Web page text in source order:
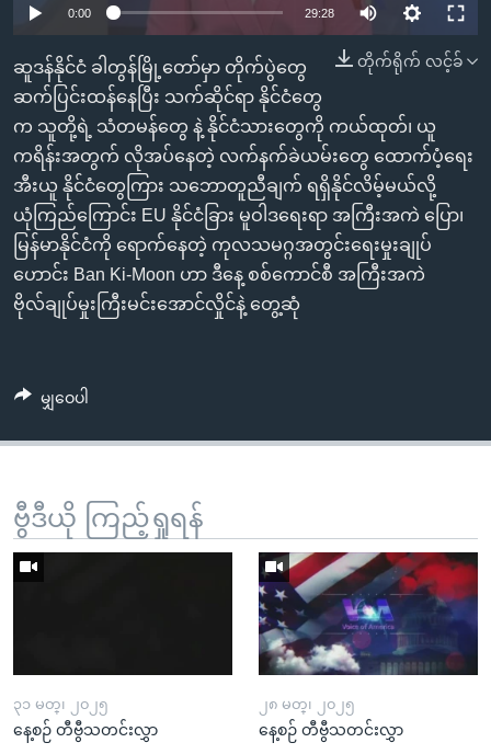
စာမျက်နှာ
ကျော်
ကြည့်
ရန်
ရှာဖွေ
ရန်
နေရာ
သို့
ကျော်
ရန်
ဘာသာစကားများ
0:00 29:28
တိုက်ရိုက် လင့်ခ်
ဆူဒန်နိုင်ငံ ခါတွန်မြို့တော်မှာ တိုက်ပွဲတွေ
ဆက်ပြင်းထန်နေပြီး သက်ဆိုင်ရာ နိုင်ငံတွေ
က သူတို့ရဲ့ သံတမန်တွေ နဲ့ နိုင်ငံသားတွေကို ကယ်ထုတ်၊ ယူ
ကရိန်းအတွက် လိုအပ်နေတဲ့ လက်နက်ခဲယမ်းတွေ ထောက်ပံ့ရေး
အီးယူ နိုင်ငံတွေကြား သဘောတူညီချက် ရရှိနိုင်လိမ့်မယ်လို့
ယုံကြည်ကြောင်း EU နိုင်ငံခြား မူဝါဒရေးရာ အကြီးအကဲ ပြော၊
မြန်မာနိုင်ငံကို ရောက်နေတဲ့ ကုလသမဂ္ဂအတွင်းရေးမှုးချုပ်
ဟောင်း Ban Ki-Moon ဟာ ဒီနေ့ စစ်ကောင်စီ အကြီးအကဲ
ဗိုလ်ချုပ်မှုးကြီးမင်းအောင်လှိုင်နဲ့ တွေ့ဆုံ
မျှဝေပါ
ဗွီဒီယို ကြည့်ရှုရန်
၃၁ မတ္၊ ၂၀၂၅
နေ့စဉ် တီဗွီသတင်းလွှာ
၂၈ မတ္၊ ၂၀၂၅
နေ့စဉ် တီဗွီသတင်းလွှာ